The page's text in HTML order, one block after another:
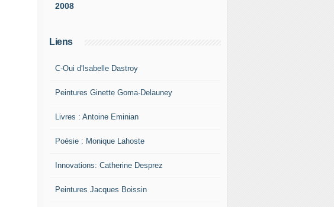
2008
Liens
C-Oui d'Isabelle Dastroy
Peintures Ginette Goma-Delauney
Livres : Antoine Eminian
Poésie : Monique Lahoste
Innovations: Catherine Desprez
Peintures Jacques Boissin